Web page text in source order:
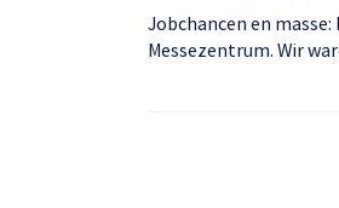
Jobchancen en
Messezentrum. Wir